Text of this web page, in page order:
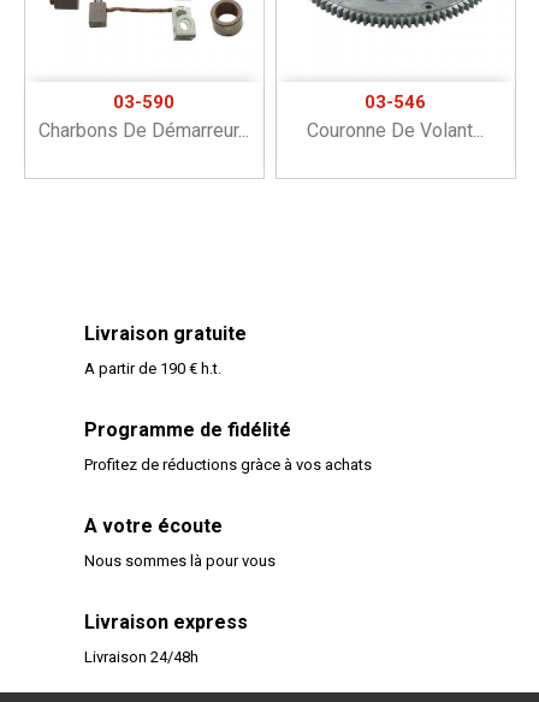
03-590
Charbons De Démarreur...
03-546
Couronne De Volant...
Livraison gratuite
A partir de 190 € h.t.
Programme de fidélité
Profitez de réductions gràce à vos achats
A votre écoute
Nous sommes là pour vous
Livraison express
Livraison 24/48h